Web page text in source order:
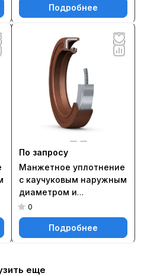
Подробнее
По запросу
Манжетное уплотнение
с каучуковым наружным
диаметром и
однокромочным
уплотнением, для
жидкой или пластичной
V
0
Подробнее
еще